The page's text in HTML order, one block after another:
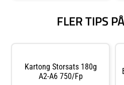
nyanser och färger som passar
alla dina utskriftsbehov. Ge din
och lättare bilder, som reklamblad,
broschyrer, informationsmaterial,
posters, kuvert, omslag, folders
FLER TIPS
Kartong Storsats 180g
A2-A6 750/fp